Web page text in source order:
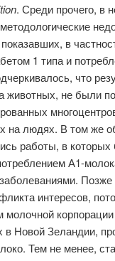
. Среди прочего, в
в
1 типа и
что
животных, не были
на людях. В том же
работы, в
А1-
Позже
интересов,
молочной
в Новой Зеландии,
Тем не менее,